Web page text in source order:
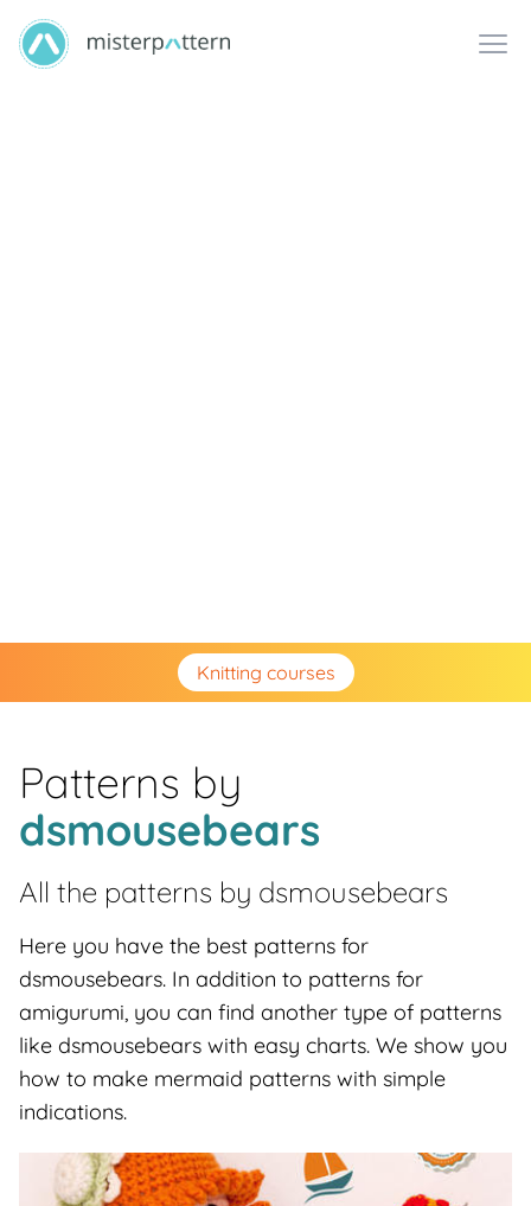
Knitting courses
Patterns by
dsmousebears
All the patterns by dsmousebears
Here you have the best patterns for
dsmousebears. In addition to patterns for
amigurumi, you can find another type of patterns
like dsmousebears with easy charts. We show you
how to make mermaid patterns with simple
indications.